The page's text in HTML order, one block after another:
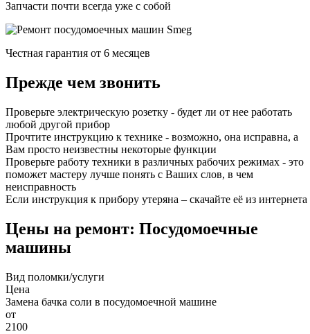
Запчасти почти всегда уже с собой
Честная гарантия от 6 месяцев
Прежде чем звонить
Проверьте электрическую розетку - будет ли от нее работать
любой другой прибор
Прочтите инструкцию к технике - возможно, она исправна, а
Вам просто неизвестны некоторые функции
Проверьте работу техники в различных рабочих режимах - это
поможет мастеру лучше понять с Ваших слов, в чем
неисправность
Если инструкция к прибору утеряна – скачайте её из интернета
Цены на ремонт: Посудомоечные
машины
Вид поломки/услуги
Цена
Замена бачка соли в посудомоечной машине
от
2100